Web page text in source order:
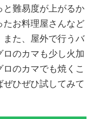
と難易度が上がるか
たお料理屋さんなど
また、屋外で行うバ
のカマも少し火加
のカマでも焼くこ
ひぜひ試してみて